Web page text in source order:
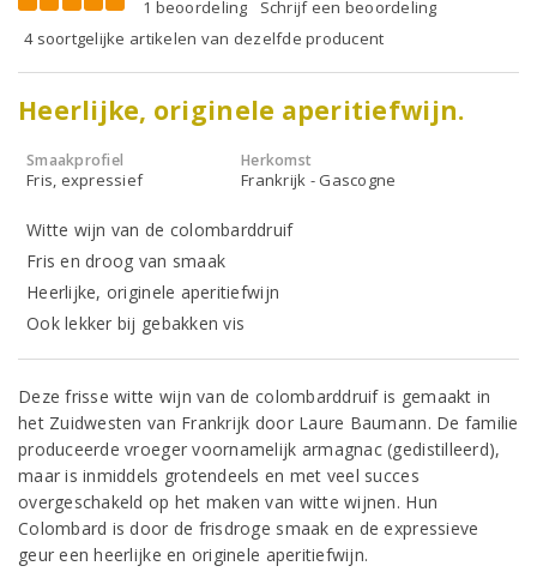
1 beoordeling
Schrijf een beoordeling
4 soortgelijke artikelen van dezelfde producent
Heerlijke, originele aperitiefwijn.
Smaakprofiel
Fris, expressief
Herkomst
Frankrijk - Gascogne
Witte wijn van de colombarddruif
Fris en droog van smaak
Heerlijke, originele aperitiefwijn
Ook lekker bij gebakken vis
Deze frisse witte wijn van de colombarddruif is gemaakt in
het Zuidwesten van Frankrijk door Laure Baumann. De familie
produceerde vroeger voornamelijk armagnac (gedistilleerd),
maar is inmiddels grotendeels en met veel succes
overgeschakeld op het maken van witte wijnen. Hun
Colombard is door de frisdroge smaak en de expressieve
geur een heerlijke en originele aperitiefwijn.